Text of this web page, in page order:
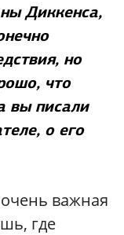
Диккенса,
но
что
вы писали
о его
важная
где